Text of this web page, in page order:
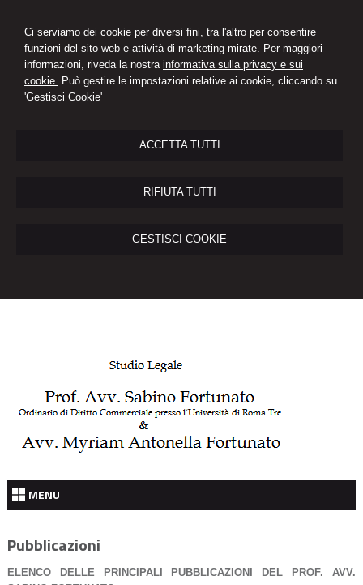
Ci serviamo dei cookie per diversi fini, tra l'altro per consentire
funzioni del sito web e attività di marketing mirate. Per maggiori
informazioni, riveda la nostra informativa sulla privacy e sui
cookie. Può gestire le impostazioni relative ai cookie, cliccando su
'Gestisci Cookie'
ACCETTA TUTTI
RIFIUTA TUTTI
GESTISCI COOKIE
MENU
Pubblicazioni
ELENCO DELLE PRINCIPALI PUBBLICAZIONI DEL PROF. AVV.